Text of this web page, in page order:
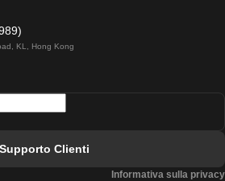
Da Lisbona A Madrid
KL, Hong Kong
Supporto Clienti
Informativa sulla privacy